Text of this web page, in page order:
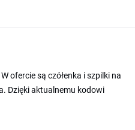
ofercie są czółenka i szpilki na
Dzięki aktualnemu kodowi